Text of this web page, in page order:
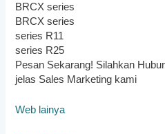
BRCX series
BRCX series
series R11
series R25
Pesan Sekarang! Silahkan
jelas Sales Marketing kami
Web lainya